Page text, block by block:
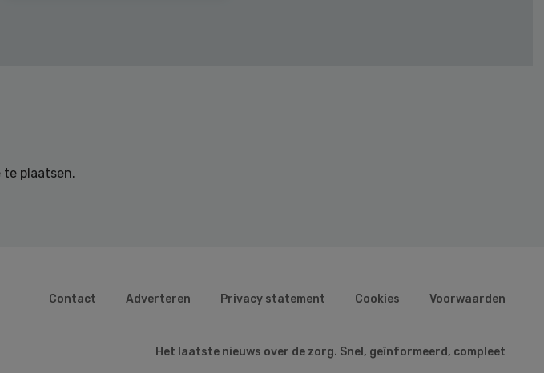
te plaatsen.
Contact Adverteren Privacy statement Cookies Voorwaarden
Het laatste nieuws over de zorg. Snel, geïnformeerd, compleet